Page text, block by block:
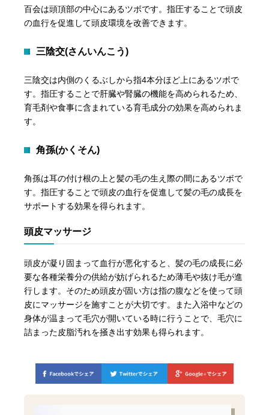
百会は頭頂部の中心にあるツボです。指圧することで頭皮
の血行を促進して頭皮環境を改善できます。
三陰交(さんいんこう)
三陰交は内側のくるぶしから指4本分ほど上にあるツボで
す。指圧することで肝臓や腎臓の機能を高められるため、
育毛剤や食事に含まれている育毛成分の効果を高められま
す。
角孫(かくそん)
角孫は耳の付け根の上と髪の毛の生え際の間にあるツボで
す。指圧することで頭皮の血行を促進して髪の毛の成長を
サポートする効果を得られます。
頭皮マッサージ
頭皮が凝り固まって血行が悪化すると、髪の毛の成長に必
要な各種栄養分の供給が妨げられるため薄毛や抜け毛が進
行します。そのため頭皮が固い方は指の腹などを使って頭
皮にマッサージを施すことが大切です。また入浴中などの
身体が温まって毛穴が開いている時に行うことで、毛穴に
詰まった皮脂汚れを掻き出す効果も得られます。